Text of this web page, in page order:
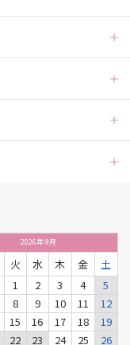
2026年9月
火 水 木 金
土
1
2 3 4
5
8 9 10 11
12
15 16 17 18
19
22 23 24 25 26